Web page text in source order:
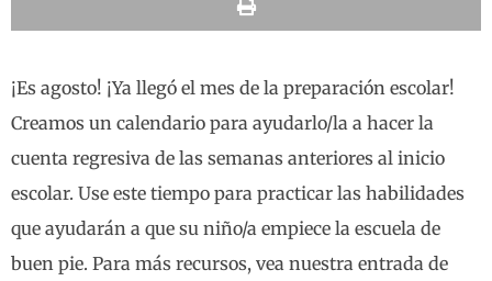
¡Es agosto! ¡Ya llegó el mes de la preparación escolar!
Creamos un calendario para ayudarlo/la a hacer la
cuenta regresiva de las semanas anteriores al inicio
escolar. Use este tiempo para practicar las habilidades
que ayudarán a que su niño/a empiece la escuela de
buen pie. Para más recursos, vea nuestra entrada de